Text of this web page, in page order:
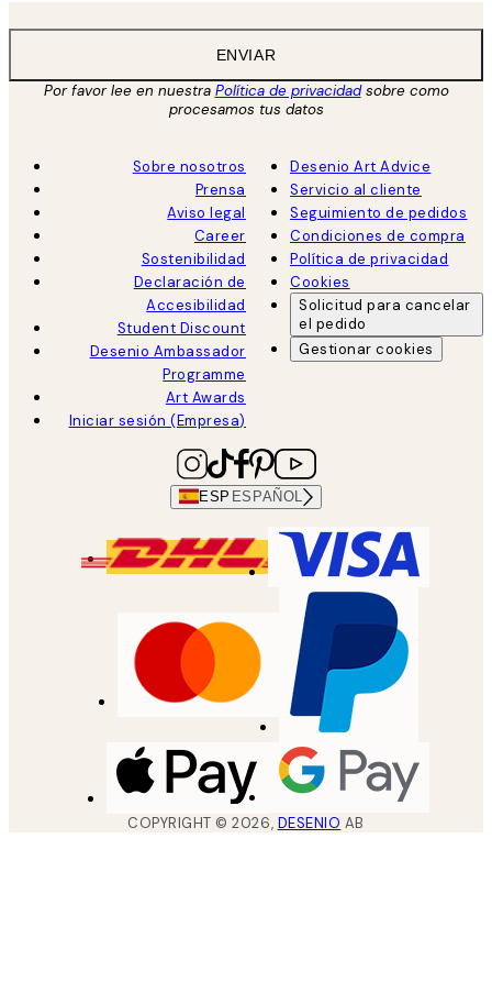
ENVIAR
Por favor lee en nuestra Política de privacidadsobre como
procesamos tus datos
Sobre nosotros
Prensa
Aviso legal
Career
Sostenibilidad
Declaración de
Accesibilidad
Student Discount
Desenio Ambassador
Programme
Art Awards
Iniciar sesión (Empresa)
Desenio Art Advice
Servicio al cliente
Seguimiento de pedidos
Condiciones de compra
Política de privacidad
Cookies
Solicitud para cancelar
el pedido
Gestionar cookies
ESP ESPAÑOL
COPYRIGHT ©2026, DESENIO AB